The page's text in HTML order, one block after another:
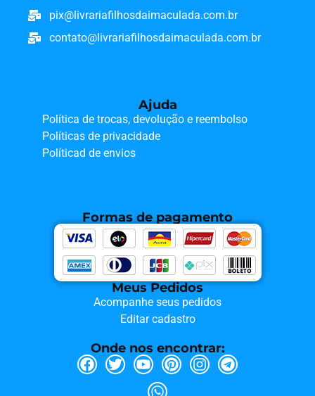
pix@livrariafilhosdaimaculada.com.br
contato@livrariafilhosdaimaculada.com.br
Ajuda
Política de trocas, devolução e reembolso
Políticas de privacidade
Políticad de envios
Formas de pagamento
Meus Pedidos
Acompanhe seus pedidos
Editar cadastro
Onde nos encontrar: